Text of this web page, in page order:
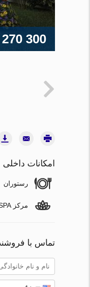
300
امکانات داخلی
رستوران
مرکز SPA
تماس با